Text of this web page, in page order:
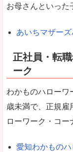
お母さんといった
あいちマザー
正社員・転
ーク
わかものハローワ
歳未満で、正規雇
ローワーク・コー
愛知わかものハ